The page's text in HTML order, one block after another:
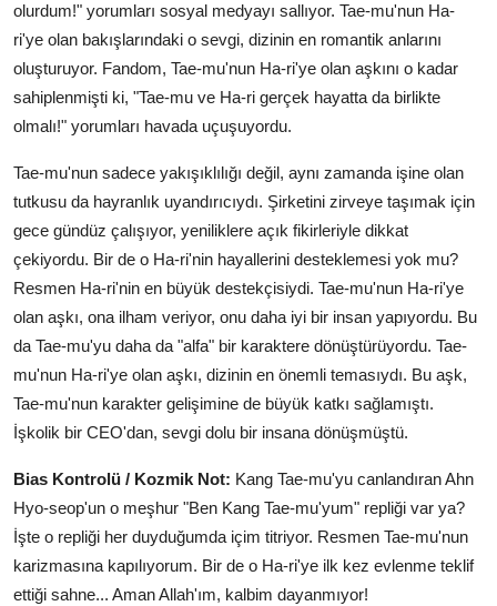
olurdum!" yorumları sosyal medyayı sallıyor. Tae-mu'nun Ha-
ri'ye olan bakışlarındaki o sevgi, dizinin en romantik anlarını
oluşturuyor. Fandom, Tae-mu'nun Ha-ri'ye olan aşkını o kadar
sahiplenmişti ki, "Tae-mu ve Ha-ri gerçek hayatta da birlikte
olmalı!" yorumları havada uçuşuyordu.
Tae-mu'nun sadece yakışıklılığı değil, aynı zamanda işine olan
tutkusu da hayranlık uyandırıcıydı. Şirketini zirveye taşımak için
gece gündüz çalışıyor, yeniliklere açık fikirleriyle dikkat
çekiyordu. Bir de o Ha-ri'nin hayallerini desteklemesi yok mu?
Resmen Ha-ri'nin en büyük destekçisiydi. Tae-mu'nun Ha-ri'ye
olan aşkı, ona ilham veriyor, onu daha iyi bir insan yapıyordu. Bu
da Tae-mu'yu daha da "alfa" bir karaktere dönüştürüyordu. Tae-
mu'nun Ha-ri'ye olan aşkı, dizinin en önemli temasıydı. Bu aşk,
Tae-mu'nun karakter gelişimine de büyük katkı sağlamıştı.
İşkolik bir CEO'dan, sevgi dolu bir insana dönüşmüştü.
Bias Kontrolü / Kozmik Not: Kang Tae-mu'yu canlandıran Ahn
Hyo-seop'un o meşhur "Ben Kang Tae-mu'yum" repliği var ya?
İşte o repliği her duyduğumda içim titriyor. Resmen Tae-mu'nun
karizmasına kapılıyorum. Bir de o Ha-ri'ye ilk kez evlenme teklif
ettiği sahne... Aman Allah'ım, kalbim dayanmıyor!